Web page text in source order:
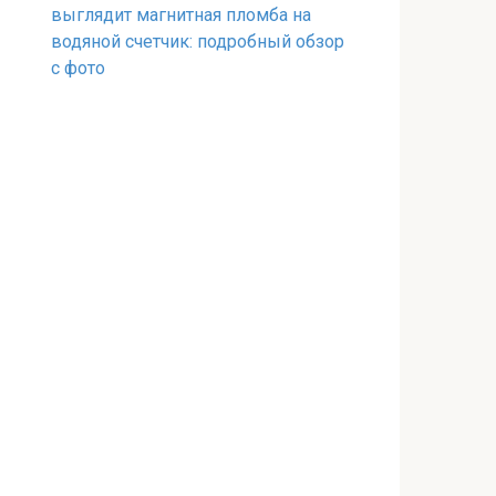
выглядит магнитная пломба на
водяной счетчик: подробный обзор
с фото